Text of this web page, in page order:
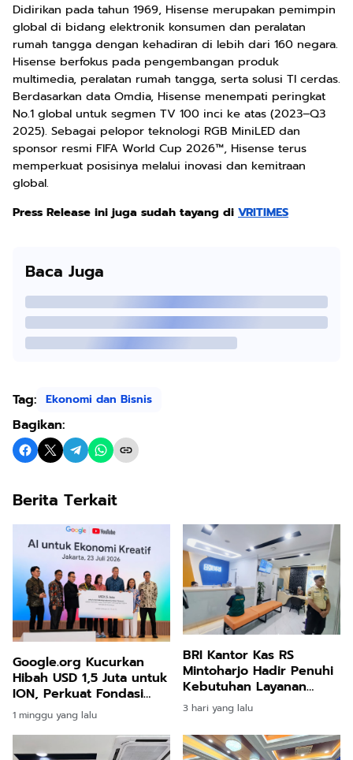
Didirikan pada tahun 1969, Hisense merupakan pemimpin
global di bidang elektronik konsumen dan peralatan
rumah tangga dengan kehadiran di lebih dari 160 negara.
Hisense berfokus pada pengembangan produk
multimedia, peralatan rumah tangga, serta solusi TI cerdas.
Berdasarkan data Omdia, Hisense menempati peringkat
No.1 global untuk segmen TV 100 inci ke atas (2023–Q3
2025). Sebagai pelopor teknologi RGB MiniLED dan
sponsor resmi FIFA World Cup 2026™, Hisense terus
memperkuat posisinya melalui inovasi dan kemitraan
global.
Press Release ini juga sudah tayang di VRITIMES
Baca Juga
Tag: Ekonomi dan Bisnis
Bagikan:
Berita Terkait
Google.org Kucurkan
Hibah USD 1,5 Juta untuk
ION, Perkuat Fondasi
Perdagangan Digital
Terbuka Indonesia
1 minggu yang lalu
BRI Kantor Kas RS
Mintoharjo Hadir Penuhi
Kebutuhan Layanan
Perbankan Pengelola,
Karyawan, Pasien, dan
Masyarakat Umum
3 hari yang lalu